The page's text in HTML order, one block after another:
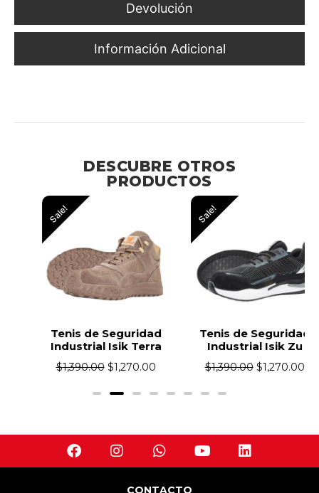
Devolución
Información Adicional
DESCUBRE OTROS
PRODUCTOS
Tenis de Seguridad
Industrial Isik Terra
1,390.00 $1,270.00
Tenis de Seguridad
Industrial Isik Zu
1,390.00 $1,270.00
CONTACTO